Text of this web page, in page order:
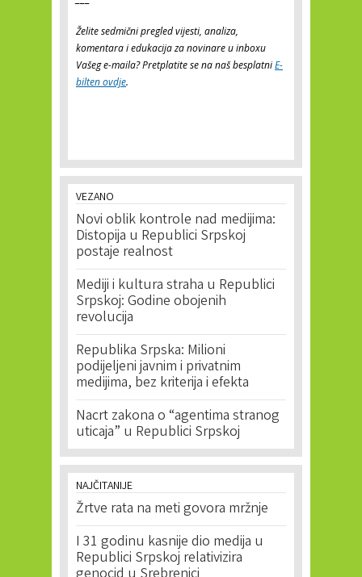
Želite sedmični pregled vijesti, analiza,
komentara i edukacija za novinare u inboxu
Vašeg e-maila? Pretplatite se na naš besplatniE-
bilten ovdje.
VEZANO
Novi oblik kontrole nad medijima:
Distopija u Republici Srpskoj
postaje realnost
Mediji i kultura straha u Republici
Srpskoj: Godine obojenih
revolucija
Republika Srpska: Milioni
podijeljeni javnim i privatnim
medijima, bez kriterija i efekta
Nacrt zakona o “agentima stranog
uticaja” u Republici Srpskoj
NAJČITANIJE
Žrtve rata na meti govora mržnje
I 31 godinu kasnije dio medija u
Republici Srpskoj relativizira